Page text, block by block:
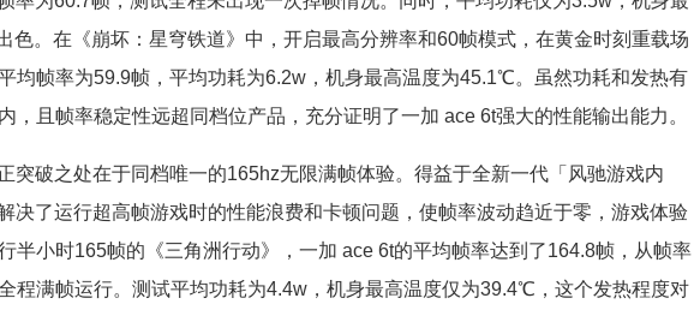
。在《崩坏：星穹铁道》中，开启最高分辨率和60帧模式，在黄金时刻重载场
均帧率为59.9帧，平均功耗为6.2w，机身最高温度为45.1℃。虽然功耗和发热有
，且帧率稳定性远超同档位产品，充分证明了一加 ace 6t强大的性能输出能力。
突破之处在于同档唯一的165hz无限满帧体验。得益于全新一代「风驰游戏内
决了运行超高帧游戏时的性能浪费和卡顿问题，使帧率波动趋近于零，游戏体验
半小时165帧的《三角洲行动》，一加 ace 6t的平均帧率达到了164.8帧，从帧率
程满帧运行。测试平均功耗为4.4w，机身最高温度仅为39.4℃，这个发热程度对